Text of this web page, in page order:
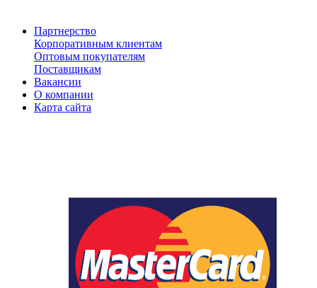
Партнерство
Корпоративным клиентам
Оптовым покупателям
Поставщикам
Вакансии
О компании
Карта сайта